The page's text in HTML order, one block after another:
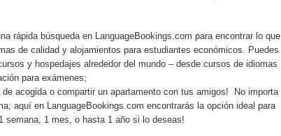
rápida búsqueda en LanguageBookings.com para encontrar lo que
de calidad y alojamientos para estudiantes económicos. Puedes
y hospedajes alrededor del mundo – desde cursos de idiomas
para exámenes;
acogida o compartir un apartamento con tus amigos! No importa
aquí en LanguageBookings.com encontrarás la opción ideal para
semana, 1 mes, o hasta 1 año si lo deseas!